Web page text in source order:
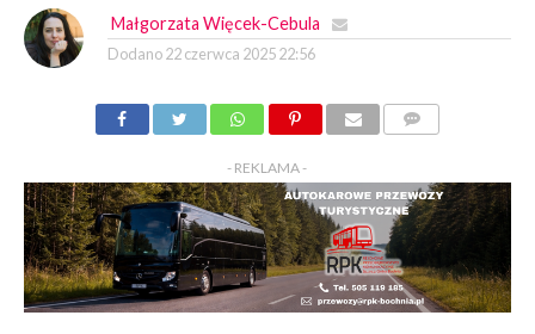
Małgorzata Więcek-Cebula
Dodano 22 czerwca 2025 22:56
- REKLAMA -